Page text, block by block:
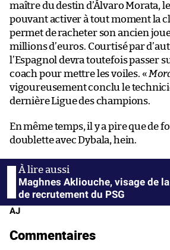
maître du destin d’Álvaro Morata,
pouvant activer à tout moment la
permet de racheter son ancien
millions d’euros. Courtisé par
l’Espagnol devra toutefois passer
coach pour mettre les voiles. «
vigoureusement conclu le
dernière Ligue des champions.
En même temps, il y a pire que de
doublette avec Dybala, hein.
Maghnes Akliouche, visage de
de recrutement du PSG
AJ
Commentaires